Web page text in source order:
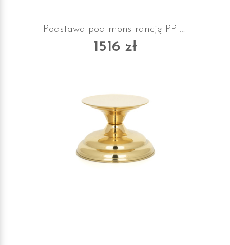
Podstawa pod monstrancję PP z suknem chromowana
1516 zł